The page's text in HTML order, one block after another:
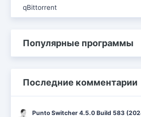
qBittorrent
Популярные программы
Последние комментарии
Punto Switcher 4.5.0 Build 583